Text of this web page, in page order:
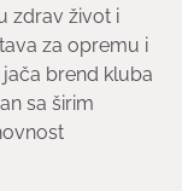
zdrav život i
za opremu i
brend kluba
sa širim